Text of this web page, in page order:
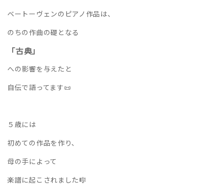
ベートーヴェンのピアノ作品は、
のちの作曲の礎となる
「古典」
への影響を与えたと
自伝で語ってます📜
５歳には
初めての作品を作り、
母の手によって
楽譜に起こされました🎼